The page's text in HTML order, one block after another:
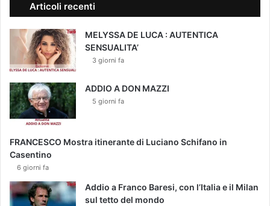
Articoli recenti
MELYSSA DE LUCA : AUTENTICA
SENSUALITA’
3 giorni fa
ADDIO A DON MAZZI
5 giorni fa
FRANCESCO Mostra itinerante di Luciano Schifano in
Casentino
6 giorni fa
Addio a Franco Baresi, con l’Italia e il Milan
sul tetto del mondo